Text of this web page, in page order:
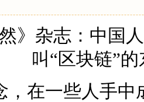
，在一些人手